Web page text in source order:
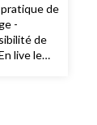
pratique de
-
de
live le